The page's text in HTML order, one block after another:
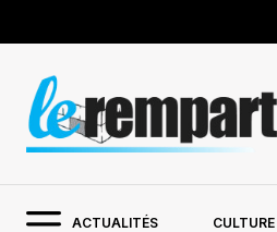
ACTUALITÉS CULTURE